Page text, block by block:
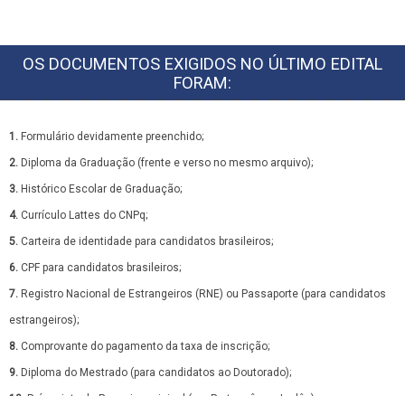
OS DOCUMENTOS EXIGIDOS NO ÚLTIMO EDITAL
FORAM:
1. Formulário devidamente preenchido;
2. Diploma da Graduação (frente e verso no mesmo arquivo);
3. Histórico Escolar de Graduação;
4. Currículo Lattes do CNPq;
5. Carteira de identidade para candidatos brasileiros;
6. CPF para candidatos brasileiros;
7. Registro Nacional de Estrangeiros (RNE) ou Passaporte (para candidatos
estrangeiros);
8. Comprovante do pagamento da taxa de inscrição;
9. Diploma do Mestrado (para candidatos ao Doutorado);